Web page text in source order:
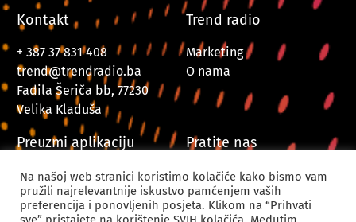
Kontakt
+ 387 37 831 408
trend@trendradio.ba
Fadila Šeriča bb, 77230
Velika Kladuša
Trend radio
Marketing
O nama
Preuzmi aplikaciju Pratite nas
Na našoj web stranici koristimo kolačiće kako bismo vam
pružili najrelevantnije iskustvo pamćenjem vaših
preferencija i ponovljenih posjeta. Klikom na “Prihvati